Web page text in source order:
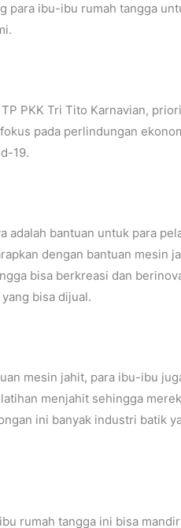
para ibu-ibu rumah tangga
PKK Tri Tito Karnavian,
pada perlindungan
19.
adalah bantuan untuk para
dengan bantuan mesin
bisa berkreasi dan
bisa dijual.
mesin jahit, para ibu-ibu
menjahit sehingga
ini banyak industri batik
rumah tangga ini bisa